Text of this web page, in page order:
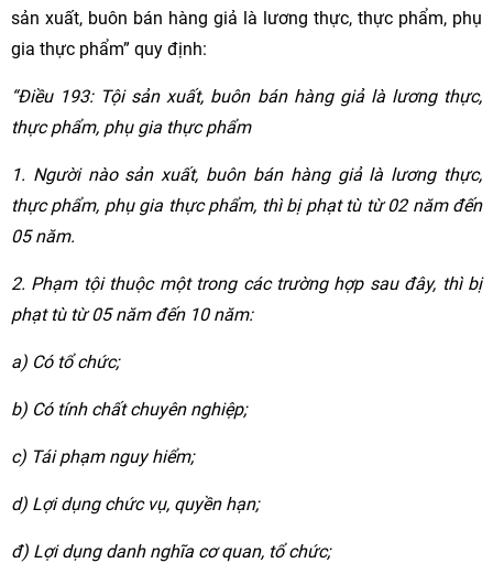
sản xuất, buôn bán hàng giả là lương thực, thực phẩm, phụ
gia thực phẩm” quy định:
“Điều 193: Tội sản xuất, buôn bán hàng giả là lương thực,
thực phẩm, phụ gia thực phẩm
1. Người nào sản xuất, buôn bán hàng giả là lương thực,
thực phẩm, phụ gia thực phẩm, thì bị phạt tù từ 02 năm đến
05 năm.
2. Phạm tội thuộc một trong các trường hợp sau đây, thì bị
phạt tù từ 05 năm đến 10 năm:
a) Có tổ chức;
b) Có tính chất chuyên nghiệp;
c) Tái phạm nguy hiểm;
d) Lợi dụng chức vụ, quyền hạn;
đ) Lợi dụng danh nghĩa cơ quan, tổ chức;